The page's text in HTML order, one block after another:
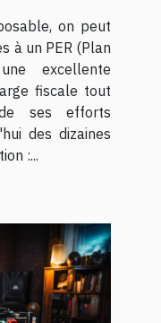
on peut
à un PER (Plan
excellente
fiscale tout
ses efforts
des dizaines
:...